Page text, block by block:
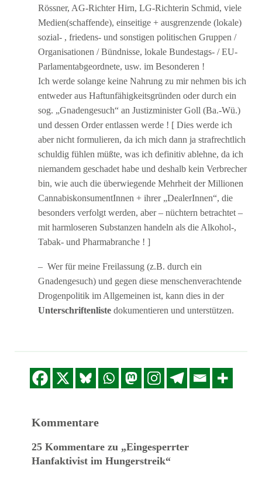
Rössner, AG-Richter Hirn, LG-Richterin Schmid, viele
Medien(schaffende), einseitige + ausgrenzende (lokale)
sozial- , friedens- und sonstigen politischen Gruppen /
Organisationen / Bündnisse, lokale Bundestags- / EU-
Parlamentabgeordnete, usw. im Besonderen !
Ich werde solange keine Nahrung zu mir nehmen bis ich
entweder aus Haftunfähigkeitsgründen oder durch ein
sog. „Gnadengesuch“ an Justizminister Goll (Ba.-Wü.)
und dessen Order entlassen werde ! [ Dies werde ich
aber nicht formulieren, da ich mich dann ja strafrechtlich
schuldig fühlen müßte, was ich definitiv ablehne, da ich
niemandem geschadet habe und deshalb kein Verbrecher
bin, wie auch die überwiegende Mehrheit der Millionen
CannabiskonsumentInnen + ihrer „DealerInnen“, die
besonders verfolgt werden, aber – nüchtern betrachtet –
mit harmloseren Substanzen handeln als die Alkohol-,
Tabak- und Pharmabranche ! ]
– Wer für meine Freilassung (z.B. durch ein
Gnadengesuch) und gegen diese menschenverachtende
Drogenpolitik im Allgemeinen ist, kann dies in der
Unterschriftenliste dokumentieren und unterstützen.
Kommentare
25 Kommentare zu „Eingesperrter
Hanfaktivist im Hungerstreik“